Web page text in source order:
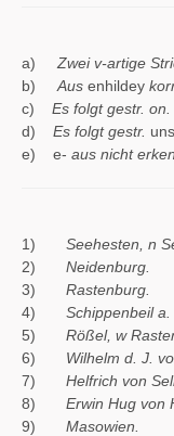
a) Zwei v-artige
b) Aus enhildey
c) Es folgt gestr. on.
d) Es folgt gestr.
e) e- aus nicht
1) Seehesten, n
2)
Neidenburg.
3)
Rastenburg.
4)
Schippenbeil a.
5) Rößel, w
6) Wilhelm d. J.
7) Helfrich von
8)
Erwin Hug von
9) Masowien.